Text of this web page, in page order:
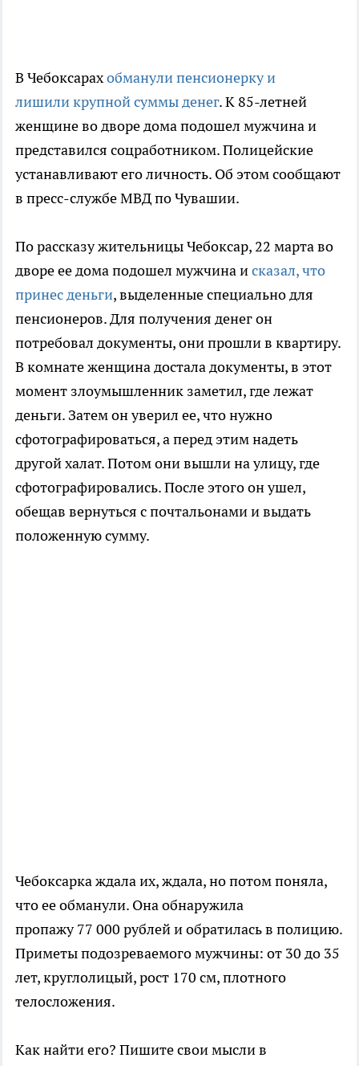
В Чебоксарахобманули пенсионерку и
лишили крупной суммы денег. К 85-летней
женщине во дворе дома подошел мужчина и
представился соцработником. Полицейские
устанавливают его личность. Об этом сообщают
в пресс-службе МВД по Чувашии.
По рассказу жительницы Чебоксар, 22 марта во
дворе ее дома подошел мужчина исказал, что
принес деньги, выделенные специально для
пенсионеров. Для получения денег он
потребовал документы, они прошли в квартиру.
В комнате женщина достала документы, в этот
момент злоумышленник заметил, где лежат
деньги. Затем он уверил ее, что нужно
сфотографироваться, а перед этим надеть
другой халат. Потом они вышли на улицу, где
сфотографировались. После этого он ушел,
обещав вернуться с почтальонами и выдать
положенную сумму.
Чебоксарка ждала их, ждала, но потом поняла,
что ее обманули. Она обнаружила
пропажу 77 000 рублей и обратилась в полицию.
Приметы подозреваемого мужчины: от 30 до 35
лет, круглолицый, рост 170 см, плотного
телосложения.
Как найти его? Пишите свои мысли в